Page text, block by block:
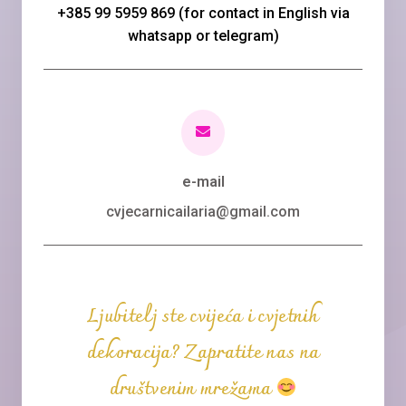
+385 99 5959 869 (for contact in English via
whatsapp or telegram)
e-mail
cvjecarnicailaria@gmail.com
Ljubitelj ste cvijeća i cvjetnih
dekoracija? Zapratite nas na
društvenim mrežama